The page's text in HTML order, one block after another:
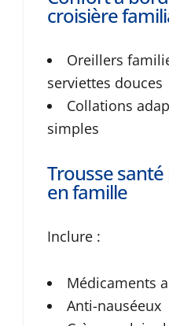
croisière
Oreillers
serviettes douces
Collations
simples
Trousse
en famille
Inclure :
Médicaments
Anti-nauséeux